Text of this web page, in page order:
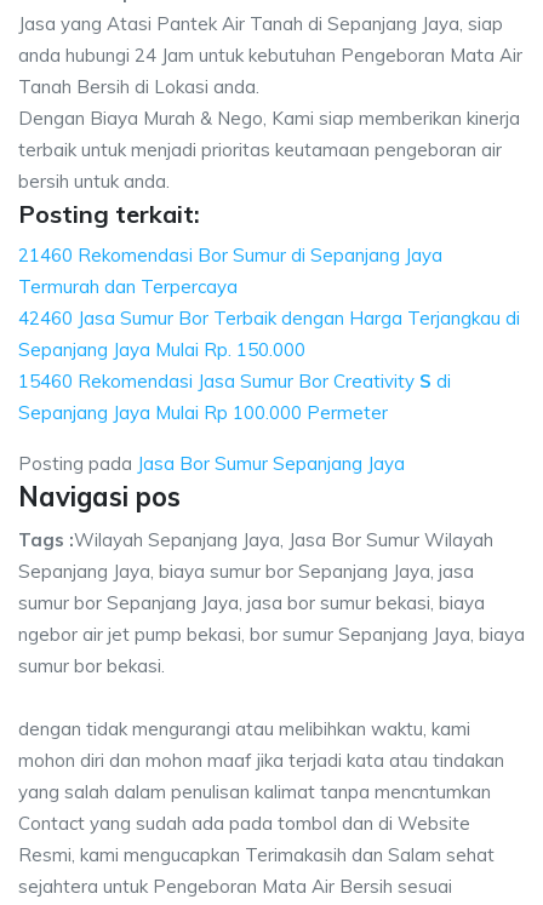
Jasa yang Atasi Pantek Air Tanah di Sepanjang Jaya, siap
anda hubungi 24 Jam untuk kebutuhan Pengeboran Mata Air
Tanah Bersih di Lokasi anda.
Dengan Biaya Murah & Nego, Kami siap memberikan kinerja
terbaik untuk menjadi prioritas keutamaan pengeboran air
bersih untuk anda.
Posting terkait:
21460 Rekomendasi Bor Sumur di Sepanjang Jaya
Termurah dan Terpercaya
42460 Jasa Sumur Bor Terbaik dengan Harga Terjangkau di
Sepanjang Jaya Mulai Rp. 150.000
15460 Rekomendasi Jasa Sumur Bor Creativity S di
Sepanjang Jaya Mulai Rp 100.000 Permeter
Posting pada Jasa Bor Sumur Sepanjang Jaya
Navigasi pos
Tags :Wilayah Sepanjang Jaya, Jasa Bor Sumur Wilayah
Sepanjang Jaya, biaya sumur bor Sepanjang Jaya, jasa
sumur bor Sepanjang Jaya, jasa bor sumur bekasi, biaya
ngebor air jet pump bekasi, bor sumur Sepanjang Jaya, biaya
sumur bor bekasi.
dengan tidak mengurangi atau melibihkan waktu, kami
mohon diri dan mohon maaf jika terjadi kata atau tindakan
yang salah dalam penulisan kalimat tanpa mencntumkan
Contact yang sudah ada pada tombol dan di Website
Resmi, kami mengucapkan Terimakasih dan Salam sehat
sejahtera untuk Pengeboran Mata Air Bersih sesuai